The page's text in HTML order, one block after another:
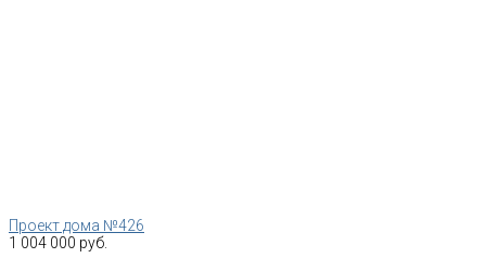
Проект дома №426
1 004 000 руб.